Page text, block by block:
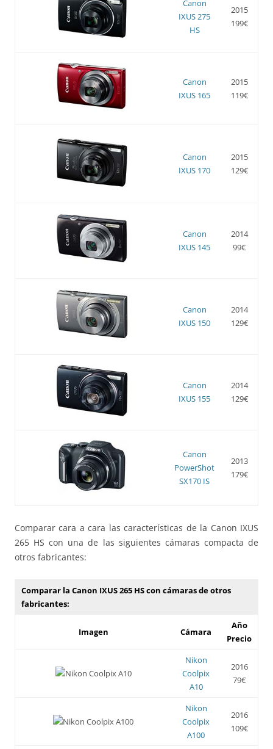
Canon
IXUS 275
HS
2015
199€
Canon
IXUS 165
2015
119€
Canon
IXUS 170
2015
129€
Canon
IXUS 145
2014
99€
Canon
IXUS 150
2014
129€
Canon
IXUS 155
2014
129€
Canon
PowerShot
SX170 IS
2013
179€
Comparar cara a cara las características de la Canon IXUS
265 HS con una de las siguientes cámaras compacta de
otros fabricantes:
Comparar la Canon IXUS 265 HS con cámaras de otros
fabricantes:
Imagen Cámara
Año
Precio
Nikon
Coolpix
A10
2016
79€
Nikon
Coolpix
A100
2016
109€